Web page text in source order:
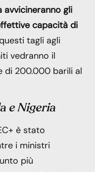
gli
capacità di
tagli agli
vedranno il
di 200.000 barili al
e Nigeria
è stato
i ministri
più